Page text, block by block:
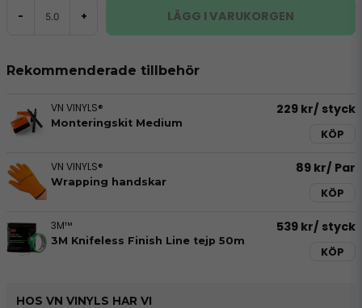
- + LÄGG I VARUKORGEN
Rekommenderade tillbehör
VN VINYLS®
Monteringskit Medium
229 kr/ styck
KÖP
VN VINYLS®
Wrapping handskar
89 kr/ Par
KÖP
3M™
3M Knifeless Finish Line tejp 50m
539 kr/ styck
KÖP
HOS VN VINYLS HAR VI